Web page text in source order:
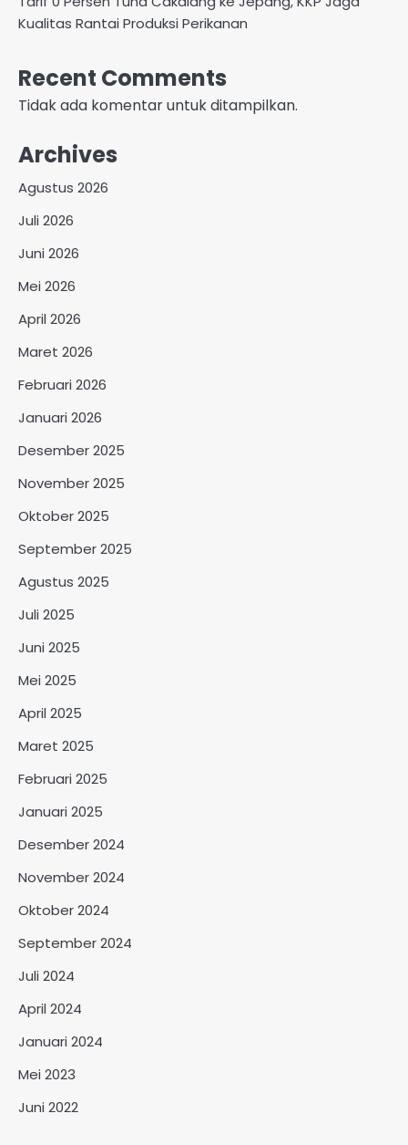
Kualitas Rantai Produksi Perikanan
Recent Comments
Tidak ada komentar untuk ditampilkan.
Archives
Agustus 2026
Juli 2026
Juni 2026
Mei 2026
April 2026
Maret 2026
Februari 2026
Januari 2026
Desember 2025
November 2025
Oktober 2025
September 2025
Agustus 2025
Juli 2025
Juni 2025
Mei 2025
April 2025
Maret 2025
Februari 2025
Januari 2025
Desember 2024
November 2024
Oktober 2024
September 2024
Juli 2024
April 2024
Januari 2024
Mei 2023
Juni 2022